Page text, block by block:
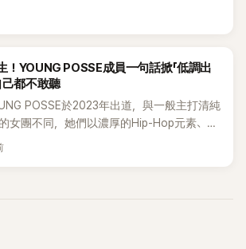
》7日報導，當天將由Jisoo（智秀）、
！YOUNG POSSE成員一句話掀「低調出
己都不敢聽
POSSE於2023年出道，與一般主打清純
女團不同，她們以濃厚的Hip-Hop元素、自
與創作為特色，MV也融入美式街頭、塗